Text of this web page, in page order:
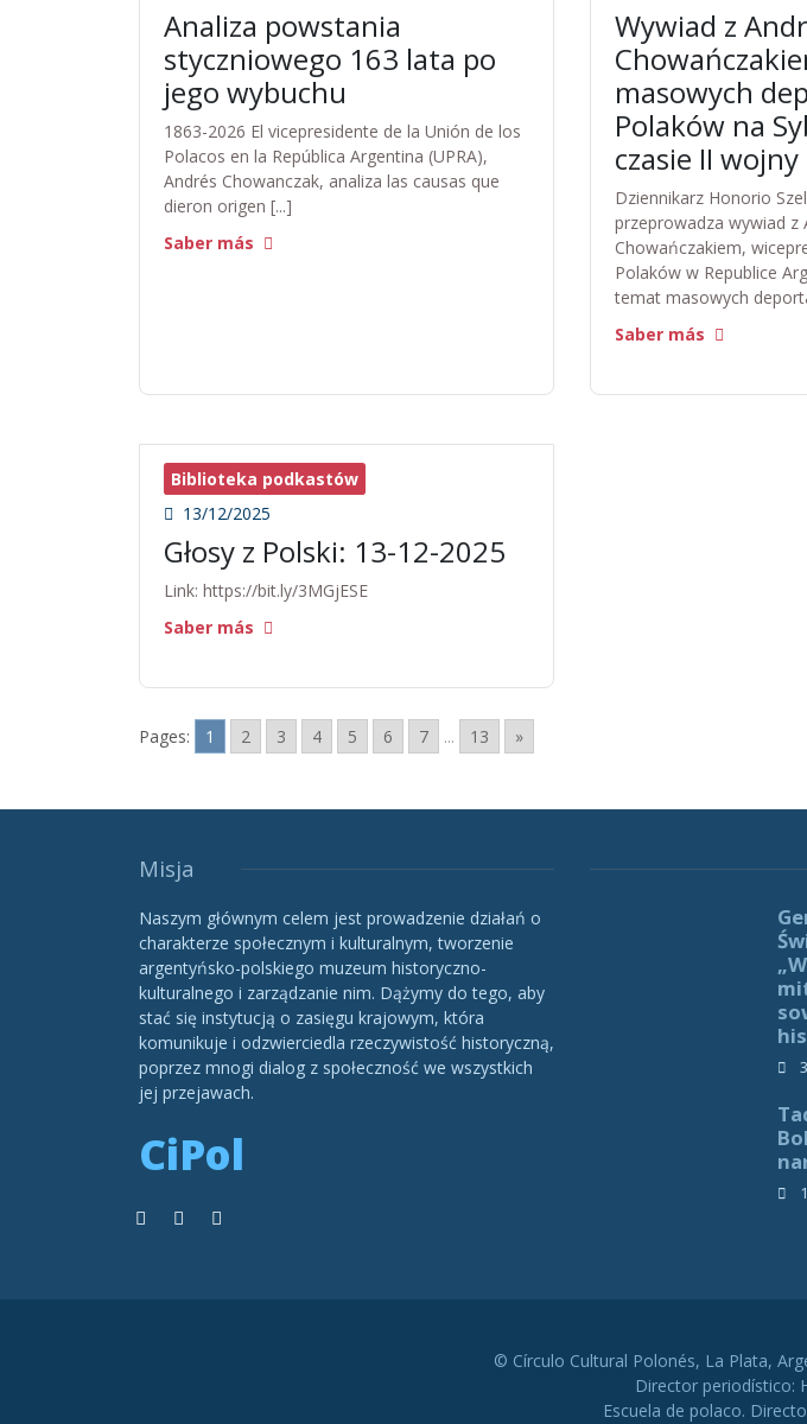
Analiza powstania
styczniowego 163 lata po
jego wybuchu
1863-2026 El vicepresidente de la Unión de los
Polacos en la República Argentina (UPRA),
Andrés Chowanczak, analiza las causas que
dieron origen [...]
Saber más
Wywiad z
masowych
Polaków na
czasie II
Dziennikarz Honorio
przeprowadza wywiad z
Chowańczakiem,
Polaków w Republice
temat masowych
Saber más
Biblioteka podkastów
13/12/2025
Głosy z Polski: 13-12-2025
Link: https://bit.ly/3MGjESE
Saber más
Pages: 1 2 3 4 5 6 7 ... 13 »
Misja
Naszym głównym celem jest prowadzenie działań o
charakterze społecznym i kulturalnym, tworzenie
argentyńsko-polskiego muzeum historyczno-
kulturalnego i zarządzanie nim. Dążymy do tego, aby
stać się instytucją o zasięgu krajowym, która
komunikuje i odzwierciedla rzeczywistość historyczną,
poprzez mnogi dialog z społeczność we wszystkich
jej przejawach.
CiPol
© Círculo Cultural Polonés, La Plata,
Director periodístico:
Escuela de polaco.